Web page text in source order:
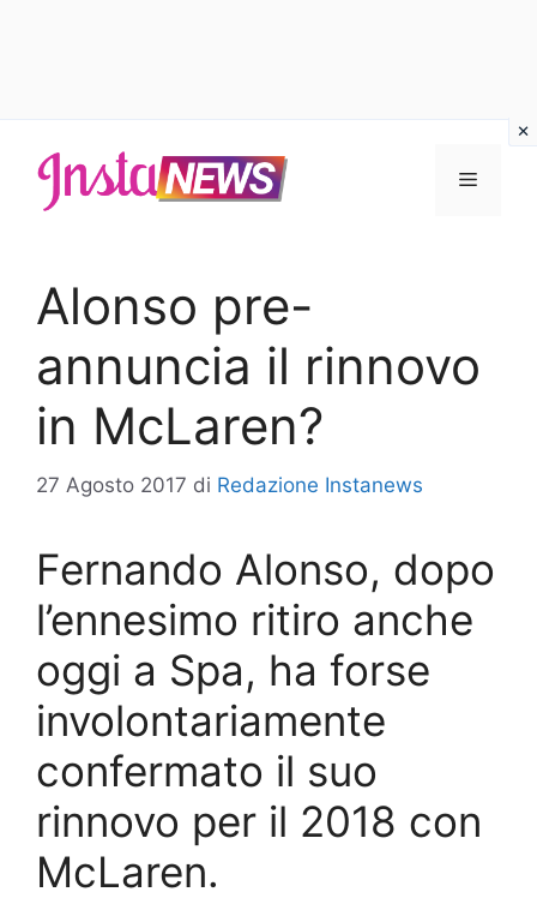
contenuto
Menu
Alonso pre-
annuncia il rinnovo
in McLaren?
27 Agosto 2017 di Redazione Instanews
Fernando Alonso, dopo
l’ennesimo ritiro anche
oggi a Spa, ha forse
involontariamente
confermato il suo
rinnovo per il 2018 con
McLaren.